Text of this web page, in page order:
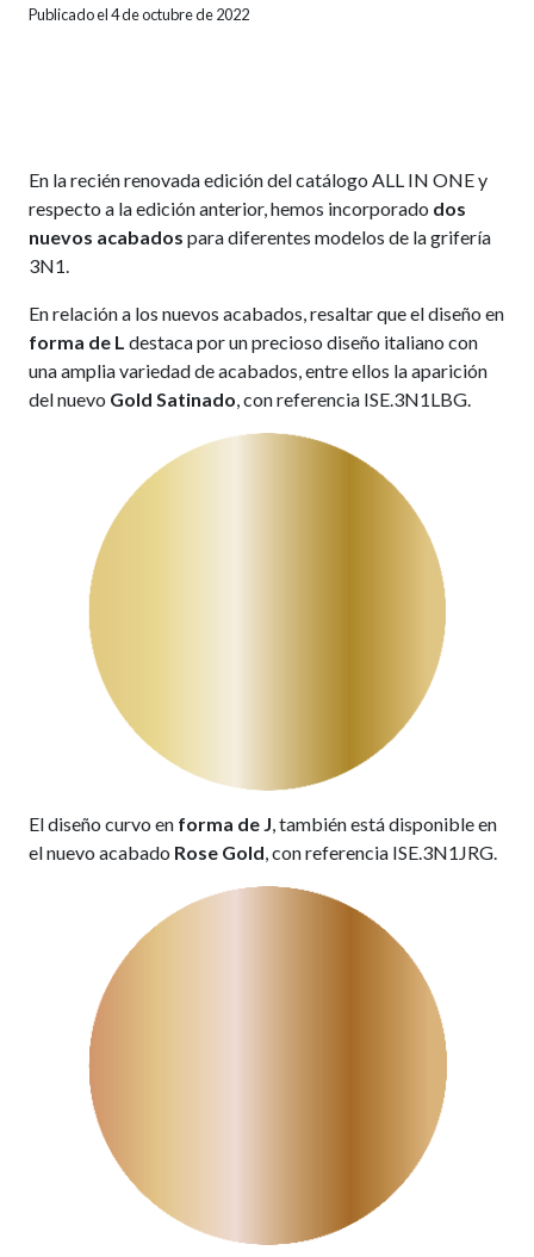
Publicado el 4 de octubre de 2022
En la recién renovada edición del catálogo ALL IN ONE y
respecto a la edición anterior, hemos incorporado dos
nuevos acabados para diferentes modelos de la grifería
3N1.
En relación a los nuevos acabados, resaltar que el diseño en
forma de L destaca por un precioso diseño italiano con
una amplia variedad de acabados, entre ellos la aparición
del nuevo Gold Satinado, con referencia ISE.3N1LBG.
El diseño curvo en forma de J, también está disponible en
el nuevo acabado Rose Gold, con referencia ISE.3N1JRG.